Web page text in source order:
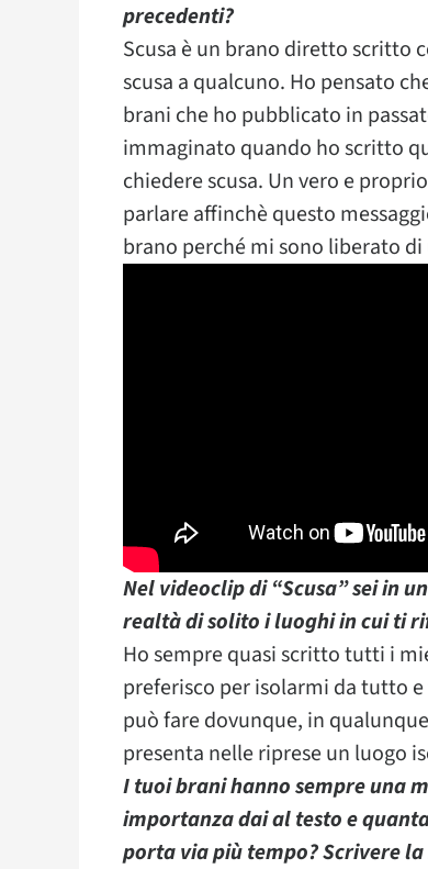
precedenti?
Scusa è un brano diretto scritto
scusa a qualcuno. Ho pensato
brani che ho pubblicato in
immaginato quando ho scritto
chiedere scusa. Un vero e
parlare affinchè questo
brano perché mi sono liberato
Nel videoclip di “Scusa” sei in
realtà di solito i luoghi in cui ti
Ho sempre quasi scritto tutti i
preferisco per isolarmi da tutto
può fare dovunque, in
presenta nelle riprese un luogo
I tuoi brani hanno sempre una
importanza dai al testo e
porta via più tempo? Scrivere